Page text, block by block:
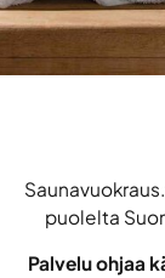
puolelta
Palvelu ohjaa